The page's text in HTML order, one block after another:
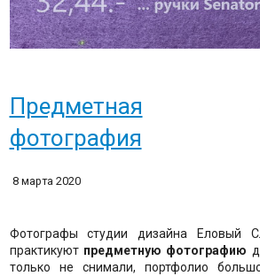
Предметная
фотография
8 марта 2020
Фотографы студии дизайна Еловый
практикуют предметную фотографию
только не снимали, портфолио